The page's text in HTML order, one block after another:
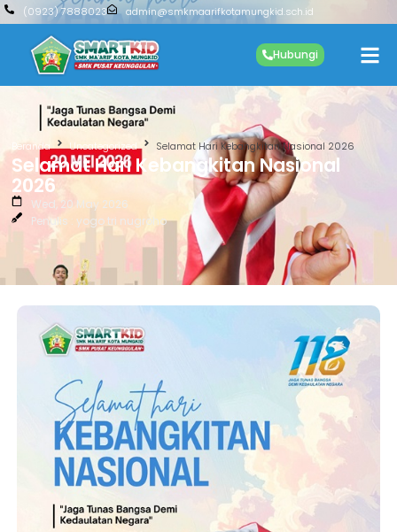
(0923) 7888023 admin@smkmaarifkotamungkid.sch.id
Hubungi
Beranda Uncategorized Selamat Hari Kebangkitan Nasional 2026
Selamat Hari Kebangkitan Nasional
2026
Wed, 20 May 2026
Penulis : yogo tri nugroho